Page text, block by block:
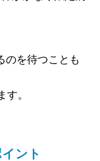
のを待つことも
す。
ント